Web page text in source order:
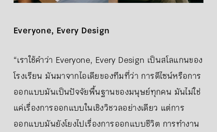
Everyone, Every Design
“เราใช้คำว่า Everyone, Every Design เป็นสโลแกนของ
โรงเรียน มันมาจากไอเดียของทีมที่ว่า การดีไซน์หรือการ
ออกแบบมันเป็นปัจจัยพื้นฐานของมนุษย์ทุกคน มันไม่ใช่
แค่เรื่องการออกแบบในเชิงวิชวลอย่างเดียว แต่การ
ออกแบบมันยังโยงไปเรื่องการออกแบบชีวิต การทำงาน